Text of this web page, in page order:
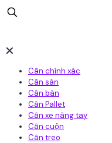
✕
Cân chính xác
Cân sàn
Cân bàn
Cân Pallet
Cân xe nâng tay
Cân cuộn
Cân treo